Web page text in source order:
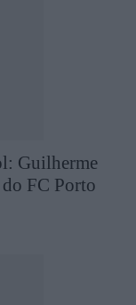
Guilherme
FC Porto